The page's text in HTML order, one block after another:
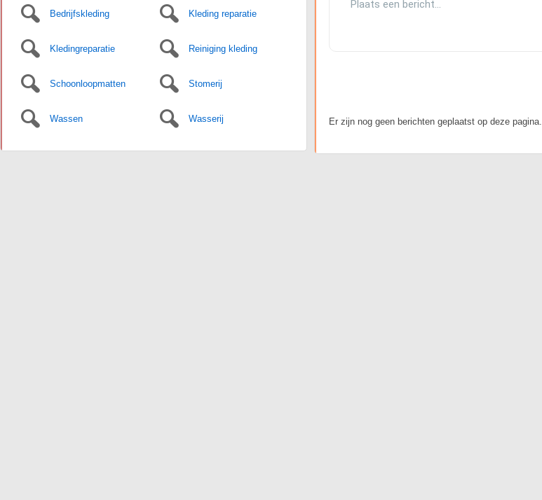
Bedrijfskleding Kleding reparatie
Kledingreparatie Reiniging kleding
Schoonloopmatten Stomerij
Wassen Wasserij Er zijn nog geen berichten geplaatst op deze pagina.